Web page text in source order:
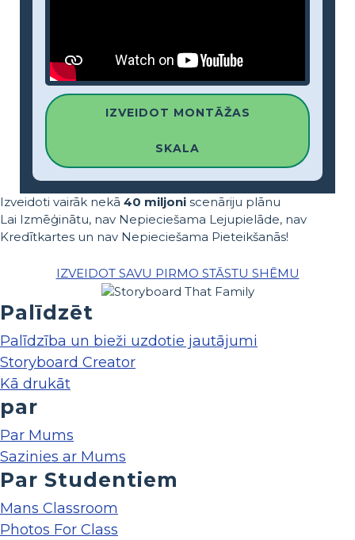
IZVEIDOT MONTĀŽAS
SKALA
Izveidoti vairāk nekā 40 miljoni scenāriju plānu
Lai Izmēģinātu, nav Nepieciešama Lejupielāde, nav
Kredītkartes un nav Nepieciešama Pieteikšanās!
IZVEIDOT SAVU PIRMO STĀSTU SHĒMU
Palīdzēt
Palīdzība un bieži uzdotie jautājumi
Storyboard Creator
Kā drukāt
par
Par Mums
Sazinies ar Mums
Par Studentiem
Mans Classroom
Photos For Class